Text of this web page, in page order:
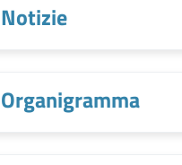
Notizie
Organigramma